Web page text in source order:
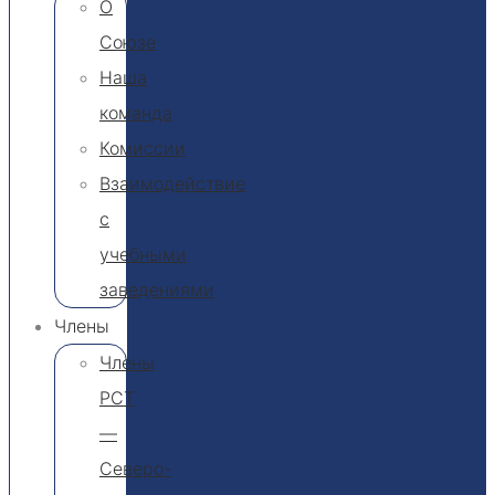
О
Союзе
Наша
команда
Комиссии
Взаимодействие
с
учебными
заведениями
Члены
Члены
РСТ
—
Северо-